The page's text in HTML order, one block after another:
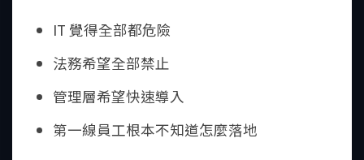
IT 覺得全部都危險
法務希望全部禁止
管理層希望快速導入
第一線員工根本不知道怎麼落地